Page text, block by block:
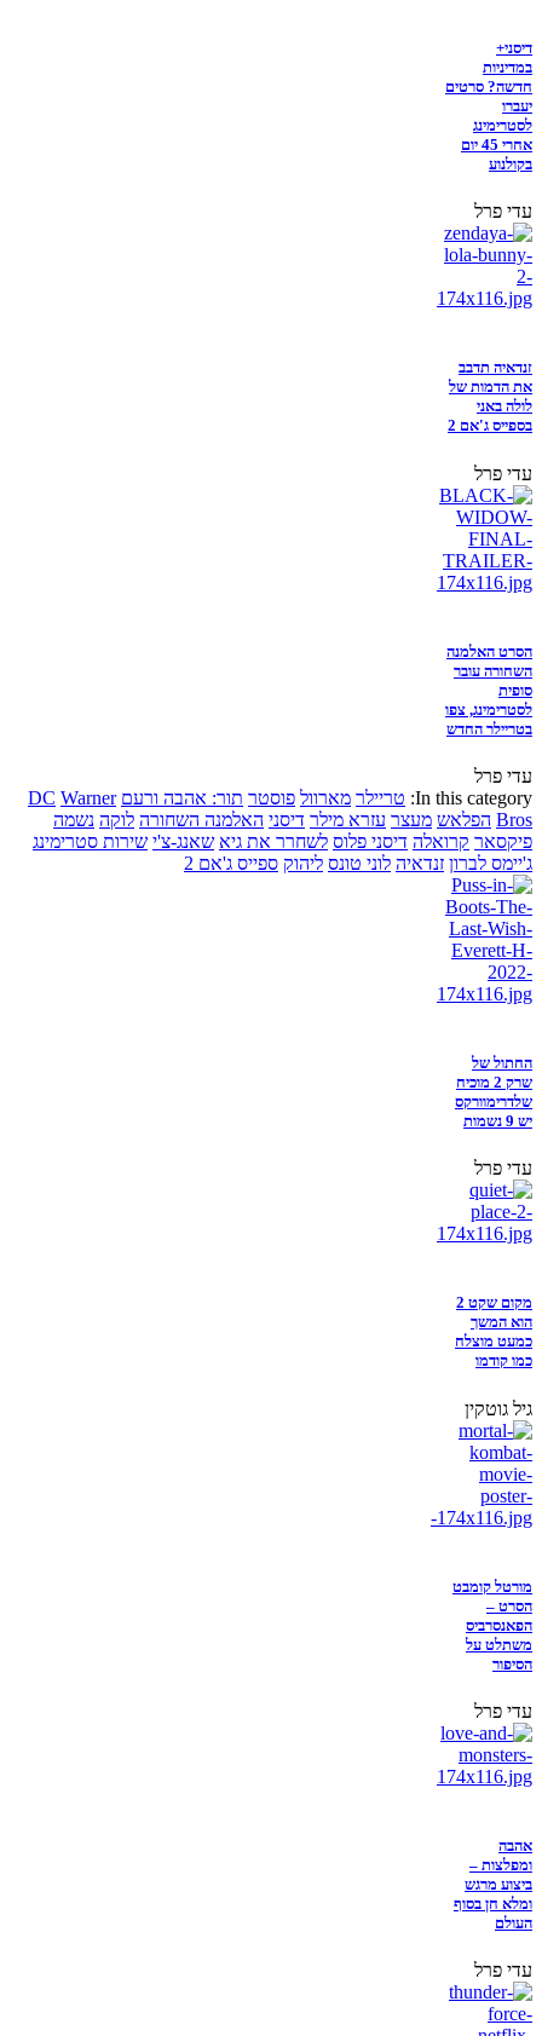
דיסני+
במדיניות
חדשה? סרטים
יעברו
לסטרימינג
אחרי 45 יום
בקולנוע
עדי פרל
זנדאיה תדבב
את הדמות של
לולה באני
בספייס ג'אם 2
עדי פרל
הסרט האלמנה
השחורה עובר
סופית
לסטרימינג, צפו
בטריילר החדש
עדי פרל
In this category: טריילר מארוול פוסטר תור: אהבה ורעם DC Warner
Bros הפלאש מעצר עזרא מילר דיסני האלמנה השחורה לוקה נשמה
פיקסאר קרואלה דיסני פלוס לשחרר את גיא שאנג-צ'י שירות סטרימינג
ג'יימס לברון זנדאיה לוני טונס ליהוק ספייס ג'אם 2
החתול של
שרק 2 מוכיח
שלדרימוורקס
יש 9 נשמות
עדי פרל
מקום שקט 2
הוא המשך
כמעט מוצלח
כמו קודמו
גיל גוטקין
מורטל קומבט
הסרט –
הפאנסרביס
משתלט על
הסיפור
עדי פרל
אהבה
ומפלצות –
ביצוע מרגש
ומלא חן בסוף
העולם
עדי פרל